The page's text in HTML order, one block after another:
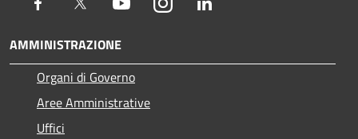
AMMINISTRAZIONE
Organi di Governo
Aree Amministrative
Uffici